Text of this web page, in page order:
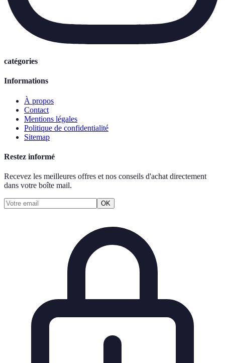
catégories
Informations
À propos
Contact
Mentions légales
Politique de confidentialité
Sitemap
Restez informé
Recevez les meilleures offres et nos conseils d'achat directement
dans votre boîte mail.
OK